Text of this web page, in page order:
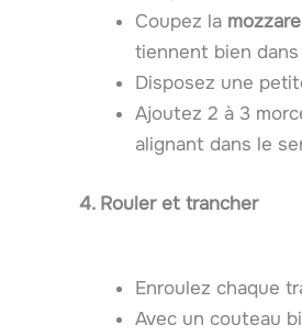
Coupez la
tiennent bien dans
Disposez une
Ajoutez 2 à 3
alignant dans le
4. Rouler et trancher
Enroulez chaque
Avec un couteau